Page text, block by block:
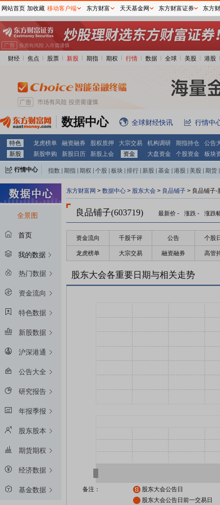
财经 焦点 股票 新股 期指 期权 行情 数据 全球 美股 港股
数据中心 全球财经快讯 行情中
特色 龙虎榜单 融资融券 股权质押 大宗交易 机构调研 期指持仓
公告
新股
新股申购 新股日历 新股上会 资金 大盘资金 个股资金 板块
行情中心 指数 期指 期权 个股 板块 排行 新股 基金 港股 美股 期货
全景图
首页
我的数据
热门数据
资金流向
特色数据
新股数据
沪深港通
公告大全
研究报告
年报季报
股东股本
期货期权
经济数据
基金数据
东方财富网 > 数据中心 > 股东大会 > 良品铺子 > 良品铺子-
良品铺子(603719) 最新价 - 涨跌 - 涨跌
资金流向 千股千评 公告 个股
龙虎榜单 大宗交易 融资融券 高管
股东大会各重要日期与相关走势
备注：
股东大会公告日
股东大会公告日前一交易日
网站首页 加收藏 移动客户端 东方财富 天天基金网 东方财富证券 东方